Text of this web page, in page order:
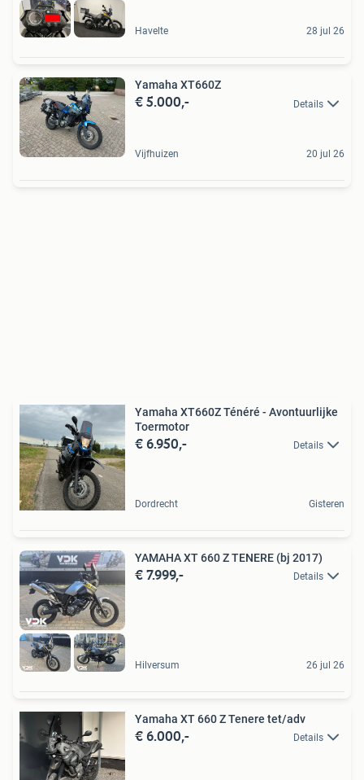
Havelte 28 jul 26
Yamaha XT660Z
€ 5.000,- Details
Vijfhuizen 20 jul 26
Yamaha XT660Z Ténéré - Avontuurlijke
Toermotor
€ 6.950,- Details
Dordrecht Gisteren
YAMAHA XT 660 Z TENERE (bj 2017)
€ 7.999,- Details
Hilversum 26 jul 26
Yamaha XT 660 Z Tenere tet/adv
€ 6.000,- Details